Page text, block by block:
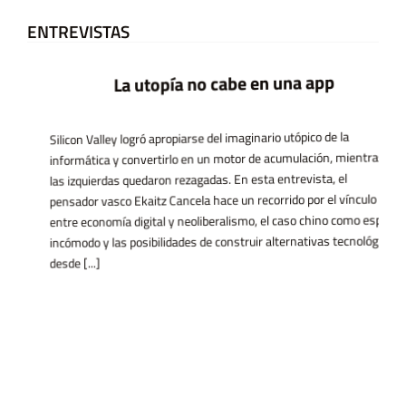
ENTREVISTAS
La utopía no cabe en una app
Silicon Valley logró apropiarse del imaginario utópico de la
informática y convertirlo en un motor de acumulación, mientras
las izquierdas quedaron rezagadas. En esta entrevista, el
pensador vasco Ekaitz Cancela hace un recorrido por el vínculo
entre economía digital y neoliberalismo, el caso chino como espejo
incómodo y las posibilidades de construir alternativas tecnológicas
desde [...]